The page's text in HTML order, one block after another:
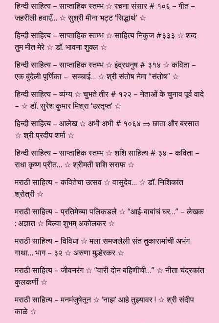
हिन्दी साहित्य – साप्ताहिक स्तम्भ ☆ रचना संसार # १०६ – गीत –
जहरीली हवाएँ… ☆ सुश्री मीना भट्ट ‘सिद्धार्थ’ ☆
हिन्दी साहित्य – साप्ताहिक स्तम्भ ☆ साहित्य निकुज #३३३ ☆ शब्द
तुम मीत मेरे ☆ डॉ. भावना शुक्ल ☆
हिन्दी साहित्य – साप्ताहिक स्तम्भ ☆ इंद्रधनुष # ३१४ ☆ कविता –
एक बुंदेली पूर्णिका – सच्चाई… ☆ श्री संतोष नेमा “संतोष” ☆
हिन्दी साहित्य – व्यंग्य ☆ चुभते तीर # १२२ – नेताओं के चुनाव पूर्व वादे
– ☆ डॉ. सुरेश कुमार मिश्रा ‘उरतृप्त’ ☆
हिन्दी साहित्य – आलेख ☆ अभी अभी # १०६४ ⇒ छाता और बरसात
☆ श्री प्रदीप शर्मा ☆
हिन्दी साहित्य – साप्ताहिक स्तम्भ ☆ शशि साहित्य # ३४ – कविता –
राधा कृष्ण प्रीत… ☆ श्रीमती शशि सराफ ☆
मराठी साहित्य – कवितेचा उत्सव ☆ वासुदेव… ☆ डाॅ. निशिकांत
श्रोत्री ☆
मराठी साहित्य – प्रतिमेच्या पलिकडले ☆ “आई-बाबांचं घर…” – लेखक
: अज्ञात ☆ बिल्वा शुभम् अकोलकर ☆
मराठी साहित्य – विविधा ☆ मला समजलेली संत तुकारामांची अभंग
गाथा… भाग – ३२ ☆ अरुणा मुल्हेरकर ☆
मराठी साहित्य – जीवनरंग ☆ “वारी दोन बहिणींची…” ☆ नीता चंद्रकांत
कुलकर्णी ☆
मराठी साहित्य – मनमंजुषेतून ☆ ‘नाझ’ आहे तुझ्यावर ! ☆ श्री संदीप
काळे ☆